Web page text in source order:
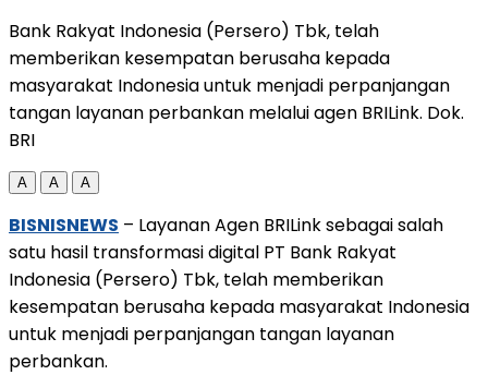
Bank Rakyat Indonesia (Persero) Tbk, telah
memberikan kesempatan berusaha kepada
masyarakat Indonesia untuk menjadi perpanjangan
tangan layanan perbankan melalui agen BRILink. Dok.
BRI
A A A
BISNISNEWS – Layanan Agen BRILink sebagai salah
satu hasil transformasi digital PT Bank Rakyat
Indonesia (Persero) Tbk, telah memberikan
kesempatan berusaha kepada masyarakat Indonesia
untuk menjadi perpanjangan tangan layanan
perbankan.